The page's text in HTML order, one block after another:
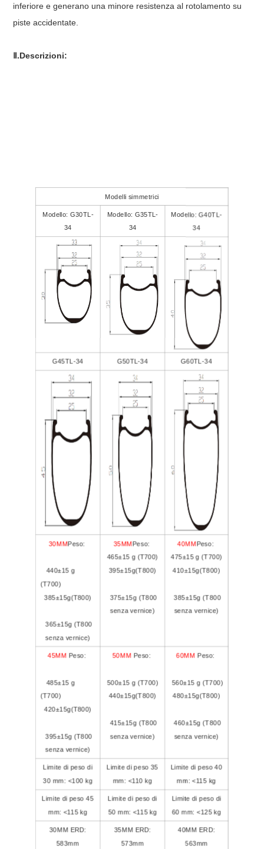
inferiore e generano una minore resistenza al rotolamento su
piste accidentate.
Ⅱ.Descrizioni:
Modelli simmetrici
Modello: G30TL-
34
Modello: G35TL-
34
Modello: G40TL-
34
G45TL-34 G50TL-34 G60TL-34
30MMPeso:
440±15 g
(T700)
385±15g(T800)
365±15g (T800
senza vernice)
35MMPeso:
465±15 g (T700)
395±15g(T800)
375±15g (T800
senza vernice)
40MMPeso:
475±15 g (T700)
410±15g(T800)
385±15g (T800
senza vernice)
45MM Peso:
485±15 g
(T700)
420±15g(T800)
395±15g (T800
senza vernice)
50MM Peso:
500±15 g (T700)
440±15g(T800)
415±15g (T800
senza vernice)
60MM Peso:
560±15 g (T700)
480±15g(T800)
460±15g (T800
senza vernice)
Limite di peso di
30 mm: <100 kg
Limite di peso 35
mm: <110 kg
Limite di peso 40
mm: <115 kg
Limite di peso 45
mm: <115 kg
Limite di peso di
50 mm: <115 kg
Limite di peso di
60 mm: <125 kg
30MM ERD:
583mm
35MM ERD:
573mm
40MM ERD:
563mm